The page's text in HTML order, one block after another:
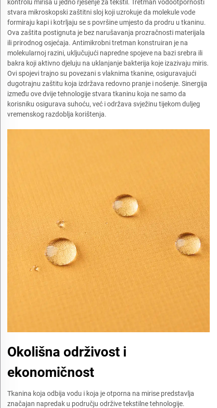
kontrolu mirisa u jedno rješenje za tekstil. Tretman vodootpornosti
stvara mikroskopski zaštitni sloj koji uzrokuje da molekule vode
formiraju kapi i kotrljaju se s površine umjesto da prodru u tkaninu.
Ova zaštita postignuta je bez narušavanja prozračnosti materijala
ili prirodnog osjećaja. Antimikrobni tretman konstruiran je na
molekularnoj razini, uključujući napredne spojeve na bazi srebra ili
bakra koji aktivno djeluju na uklanjanje bakterija koje izazivaju miris.
Ovi spojevi trajno su povezani s vlaknima tkanine, osiguravajući
dugotrajnu zaštitu koja izdržava redovno pranje i nošenje. Sinergija
između ove dvije tehnologije stvara tkaninu koja ne samo da
korisniku osigurava suhoću, već i održava svježinu tijekom duljeg
vremenskog razdoblja korištenja.
Okolišna održivost i
ekonomičnost
Tkanina koja odbija vodu i koja je otporna na mirise predstavlja
značajan napredak u području održive tekstilne tehnologije.